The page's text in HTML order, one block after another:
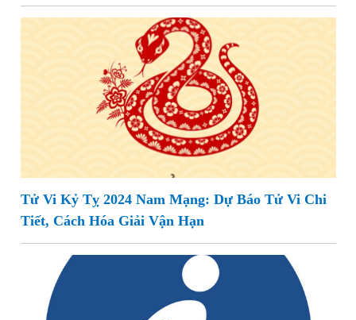
Tử Vi Kỷ Tỵ 2024 Nam Mạng: Dự Báo Tử Vi Chi
Tiết, Cách Hóa Giải Vận Hạn